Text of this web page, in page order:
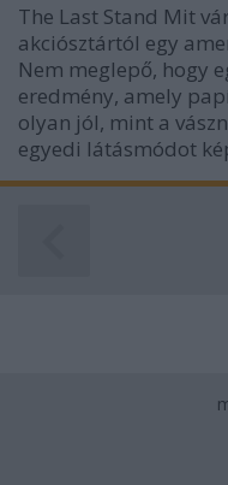
The Last Stand Mit
akciósztártól egy
Nem meglepő, hogy
eredmény, amely
olyan jól, mint a
egyedi látásmódot